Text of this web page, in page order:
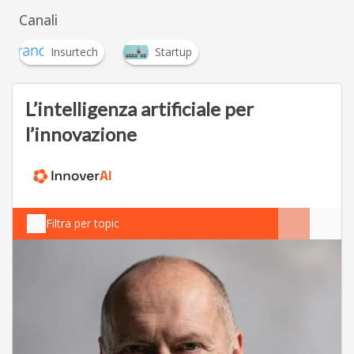
Canali
Insurtech Startup
L’intelligenza artificiale per
l’innovazione
Filtra per topic